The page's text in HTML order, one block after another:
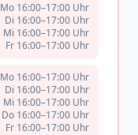
Mo 16:00–17:00 Uhr
Di 16:00–17:00 Uhr
Mi 16:00–17:00 Uhr
Fr 16:00–17:00 Uhr
Mo 16:00–17:00 Uhr
Di 16:00–17:00 Uhr
Mi 16:00–17:00 Uhr
Do 16:00–17:00 Uhr
Fr 16:00–17:00 Uhr